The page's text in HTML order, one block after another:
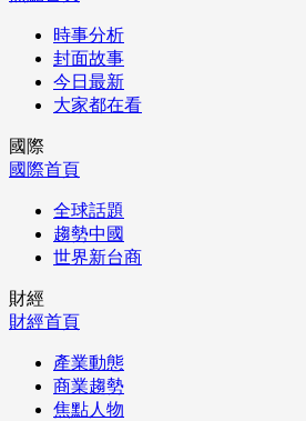
時事分析
封面故事
今日最新
大家都在看
國際
國際首頁
全球話題
趨勢中國
世界新台商
財經
財經首頁
產業動態
商業趨勢
焦點人物